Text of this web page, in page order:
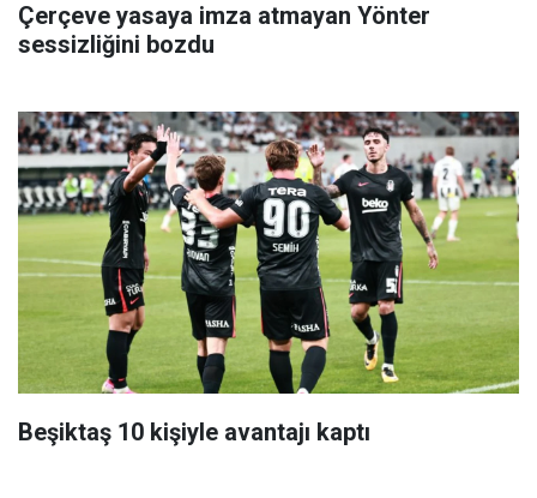
Çerçeve yasaya imza atmayan Yönter
sessizliğini bozdu
Beşiktaş 10 kişiyle avantajı kaptı